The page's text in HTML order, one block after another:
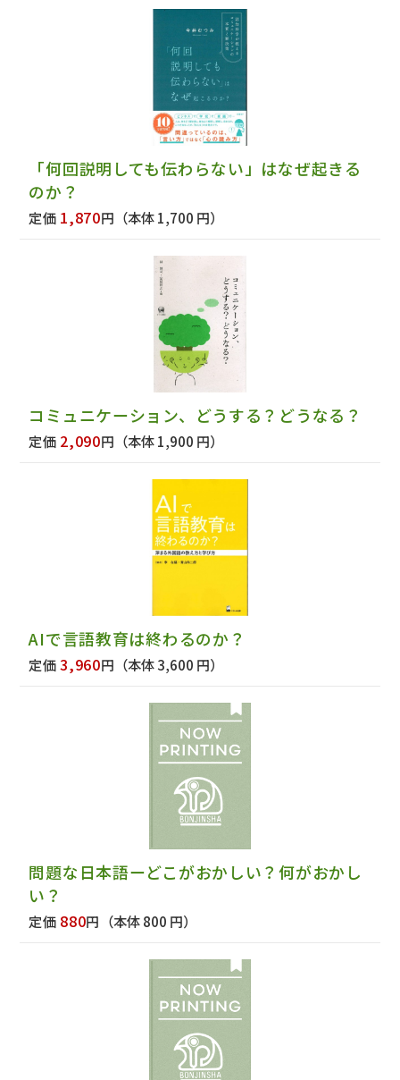
「何回説明しても伝わらない」はなぜ起きる
のか？
定価 1,870円 （本体 1,700 円）
コミュニケーション、どうする？どうなる？
定価 2,090円 （本体 1,900 円）
AIで言語教育は終わるのか？
定価3,960円 （本体 3,600 円）
問題な日本語ーどこがおかしい？何がおかし
い？
定価 880円 （本体 800 円）